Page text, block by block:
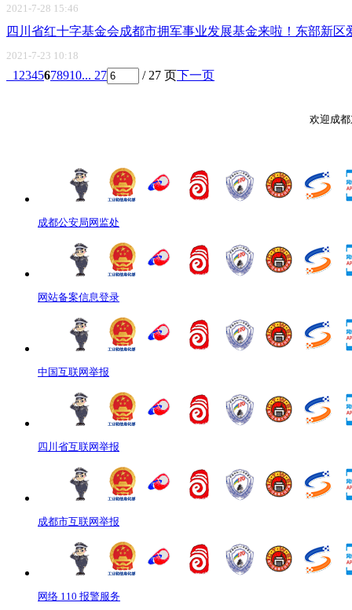
2021-7-28 15:46
四川省红十字基金会成都市拥军事业发展基金来啦！东部新区
2021-7-23 10:18
1 2345678910... 27 / 27 页下一页
欢迎成
成都公安局网监处
网站备案信息登录
中国互联网举报
四川省互联网举报
成都市互联网举报
网络 110 报警服务